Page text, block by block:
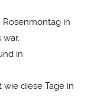
in
in
wie diese Tage in